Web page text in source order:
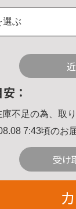
選ぶ
：
庫不足の為、取
7:43頃のお
受け